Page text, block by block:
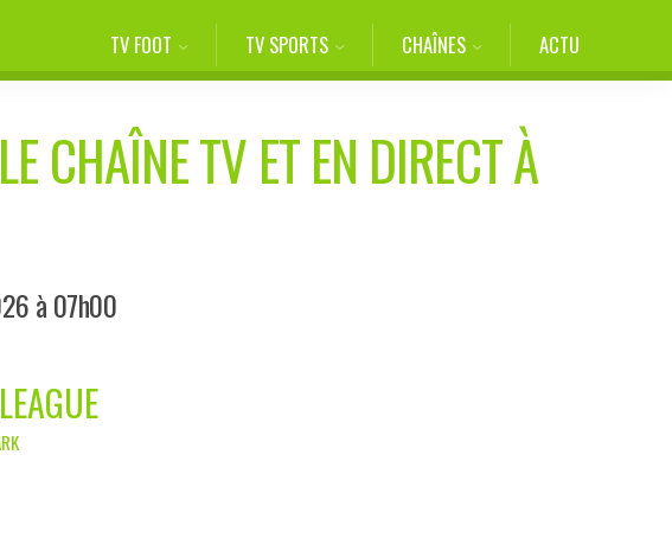
TV FOOT TV SPORTS CHAÎNES ACTU
CHAÎNE TV ET EN DIRECT À
à 07h00